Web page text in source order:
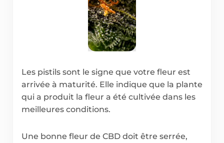
Les pistils sont le signe que votre fleur est
arrivée à maturité. Elle indique que la plante
qui a produit la fleur a été cultivée dans les
meilleures conditions.
Une bonne fleur de CBD doit être serrée,